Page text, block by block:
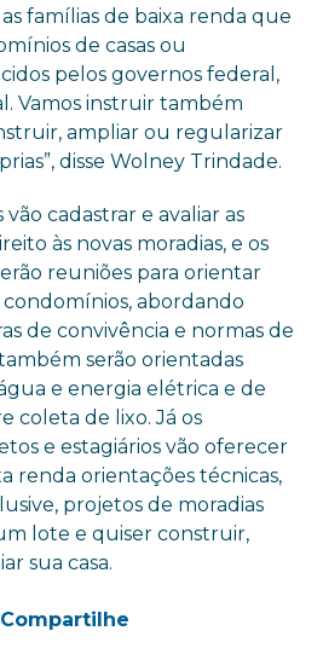
famílias de baixa renda que
de casas ou
pelos governos federal,
Vamos instruir também
ampliar ou regularizar
disse Wolney Trindade.
vão cadastrar e avaliar as
às novas moradias, e os
reuniões para orientar
condomínios, abordando
de convivência e normas de
serão orientadas
e energia elétrica e de
coleta de lixo. Já os
e estagiários vão oferecer
renda orientações técnicas,
projetos de moradias
lote e quiser construir,
sua casa.
Compartilhe